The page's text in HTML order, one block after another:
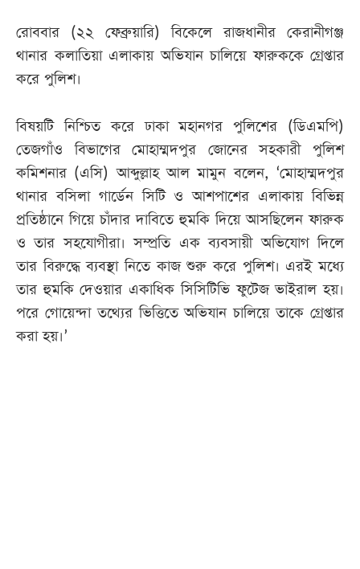
রোববার (২২ ফেব্রুয়ারি) বিকেলে রাজধানীর কেরানীগঞ্জ
থানার কলাতিয়া এলাকায় অভিযান চালিয়ে ফারুককে গ্রেপ্তার
করে পুলিশ।
বিষয়টি নিশ্চিত করে ঢাকা মহানগর পুলিশের (ডিএমপি)
তেজগাঁও বিভাগের মোহাম্মদপুর জোনের সহকারী পুলিশ
কমিশনার (এসি) আব্দুল্লাহ আল মামুন বলেন, ‘মোহাম্মদপুর
থানার বসিলা গার্ডেন সিটি ও আশপাশের এলাকায় বিভিন্ন
প্রতিষ্ঠানে গিয়ে চাঁদার দাবিতে হুমকি দিয়ে আসছিলেন ফারুক
ও তার সহযোগীরা। সম্প্রতি এক ব্যবসায়ী অভিযোগ দিলে
তার বিরুদ্ধে ব্যবস্থা নিতে কাজ শুরু করে পুলিশ। এরই মধ্যে
তার হুমকি দেওয়ার একাধিক সিসিটিভি ফুটেজ ভাইরাল হয়।
পরে গোয়েন্দা তথ্যের ভিত্তিতে অভিযান চালিয়ে তাকে গ্রেপ্তার
করা হয়।’